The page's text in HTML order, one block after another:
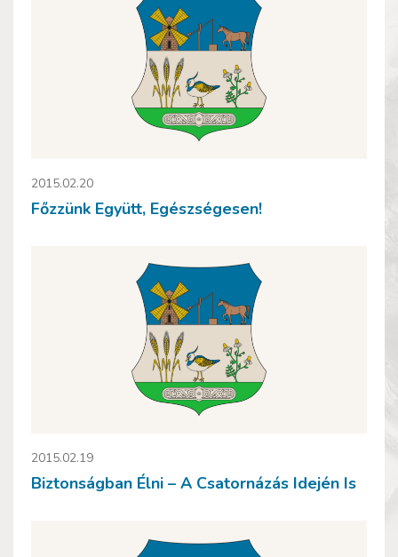
2015.02.20
Főzzünk Együtt, Egészségesen!
2015.02.19
Biztonságban Élni – A Csatornázás Idején Is